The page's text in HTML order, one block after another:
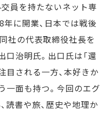
員を持たないネット専
に開業、日本では戦後
社の代表取締役社長を
口治明氏。出口氏は「還
目される一方、本好きか
一面も持つ。今回のエグ
読書や旅、歴史や地理か